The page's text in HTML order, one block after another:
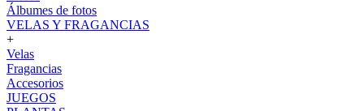
Álbumes de fotos
VELAS Y FRAGANCIAS
+
Velas
Fragancias
Accesorios
JUEGOS